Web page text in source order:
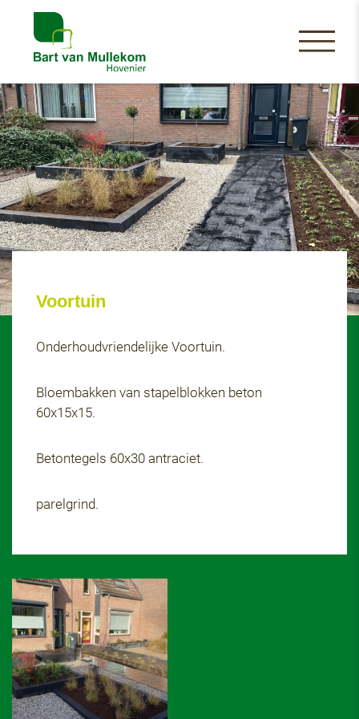
Voortuin
Onderhoudvriendelijke Voortuin.
Bloembakken van stapelblokken beton
60x15x15.
Betontegels 60x30 antraciet.
parelgrind.